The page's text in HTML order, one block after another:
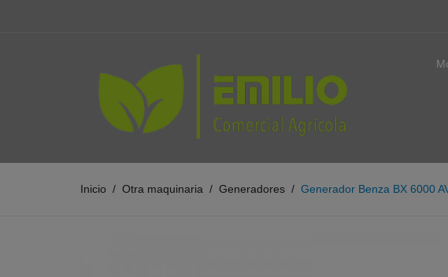
Inicio Otra maquinaria Generadores Generador Benza BX 6000